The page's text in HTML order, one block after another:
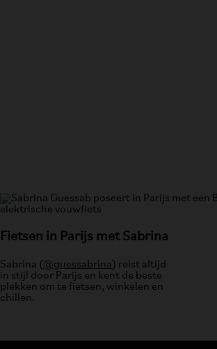
Fietsen in Parijs met Sabrina
Sabrina (@guessabrina ) reist altijd
in stijl door Parijs en kent de beste
plekken om te fietsen, winkelen en
chillen.